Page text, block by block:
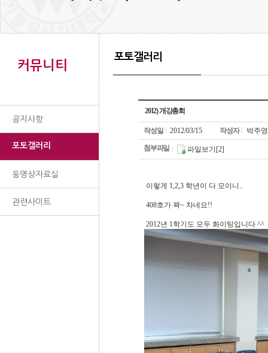
커뮤니티
공지사항
포토갤러리
동영상자료실
관련사이트
포토갤러리
2012) 개강총회
작성일 2012/03/15 작성자 박주영
첨부파일 파일보기[2]
이렇게 1,2,3 학년이 다 모이니..
408호가 꽉~ 차네요!!
2012년 1학기도 모두 화이팅입니다 ^^